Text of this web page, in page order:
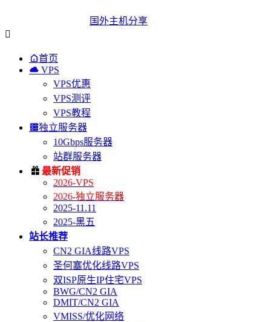
国外主机分享

首页
 VPS
VPS优惠
VPS测评
VPS教程
独立服务器
10Gbps服务器
站群服务器
 最新促销
2026-VPS
2026-独立服务器
2025-11.11
2025-黑五
站长推荐
CN2 GIA线路VPS
圣何塞优化线路VPS
双ISP原生IP住宅VPS
BWG/CN2 GIA
DMIT/CN2 GIA
VMISS/优化网络